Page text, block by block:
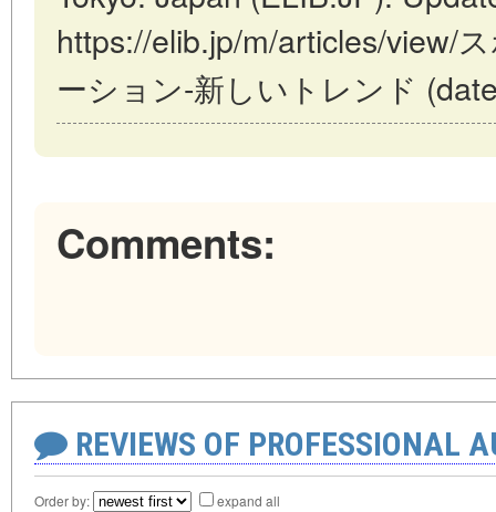
https://elib.jp/m/articles/view/
ーション-新しいトレンド
Comments:
REVIEWS OF PROFESSIONAL
Order by: expand all